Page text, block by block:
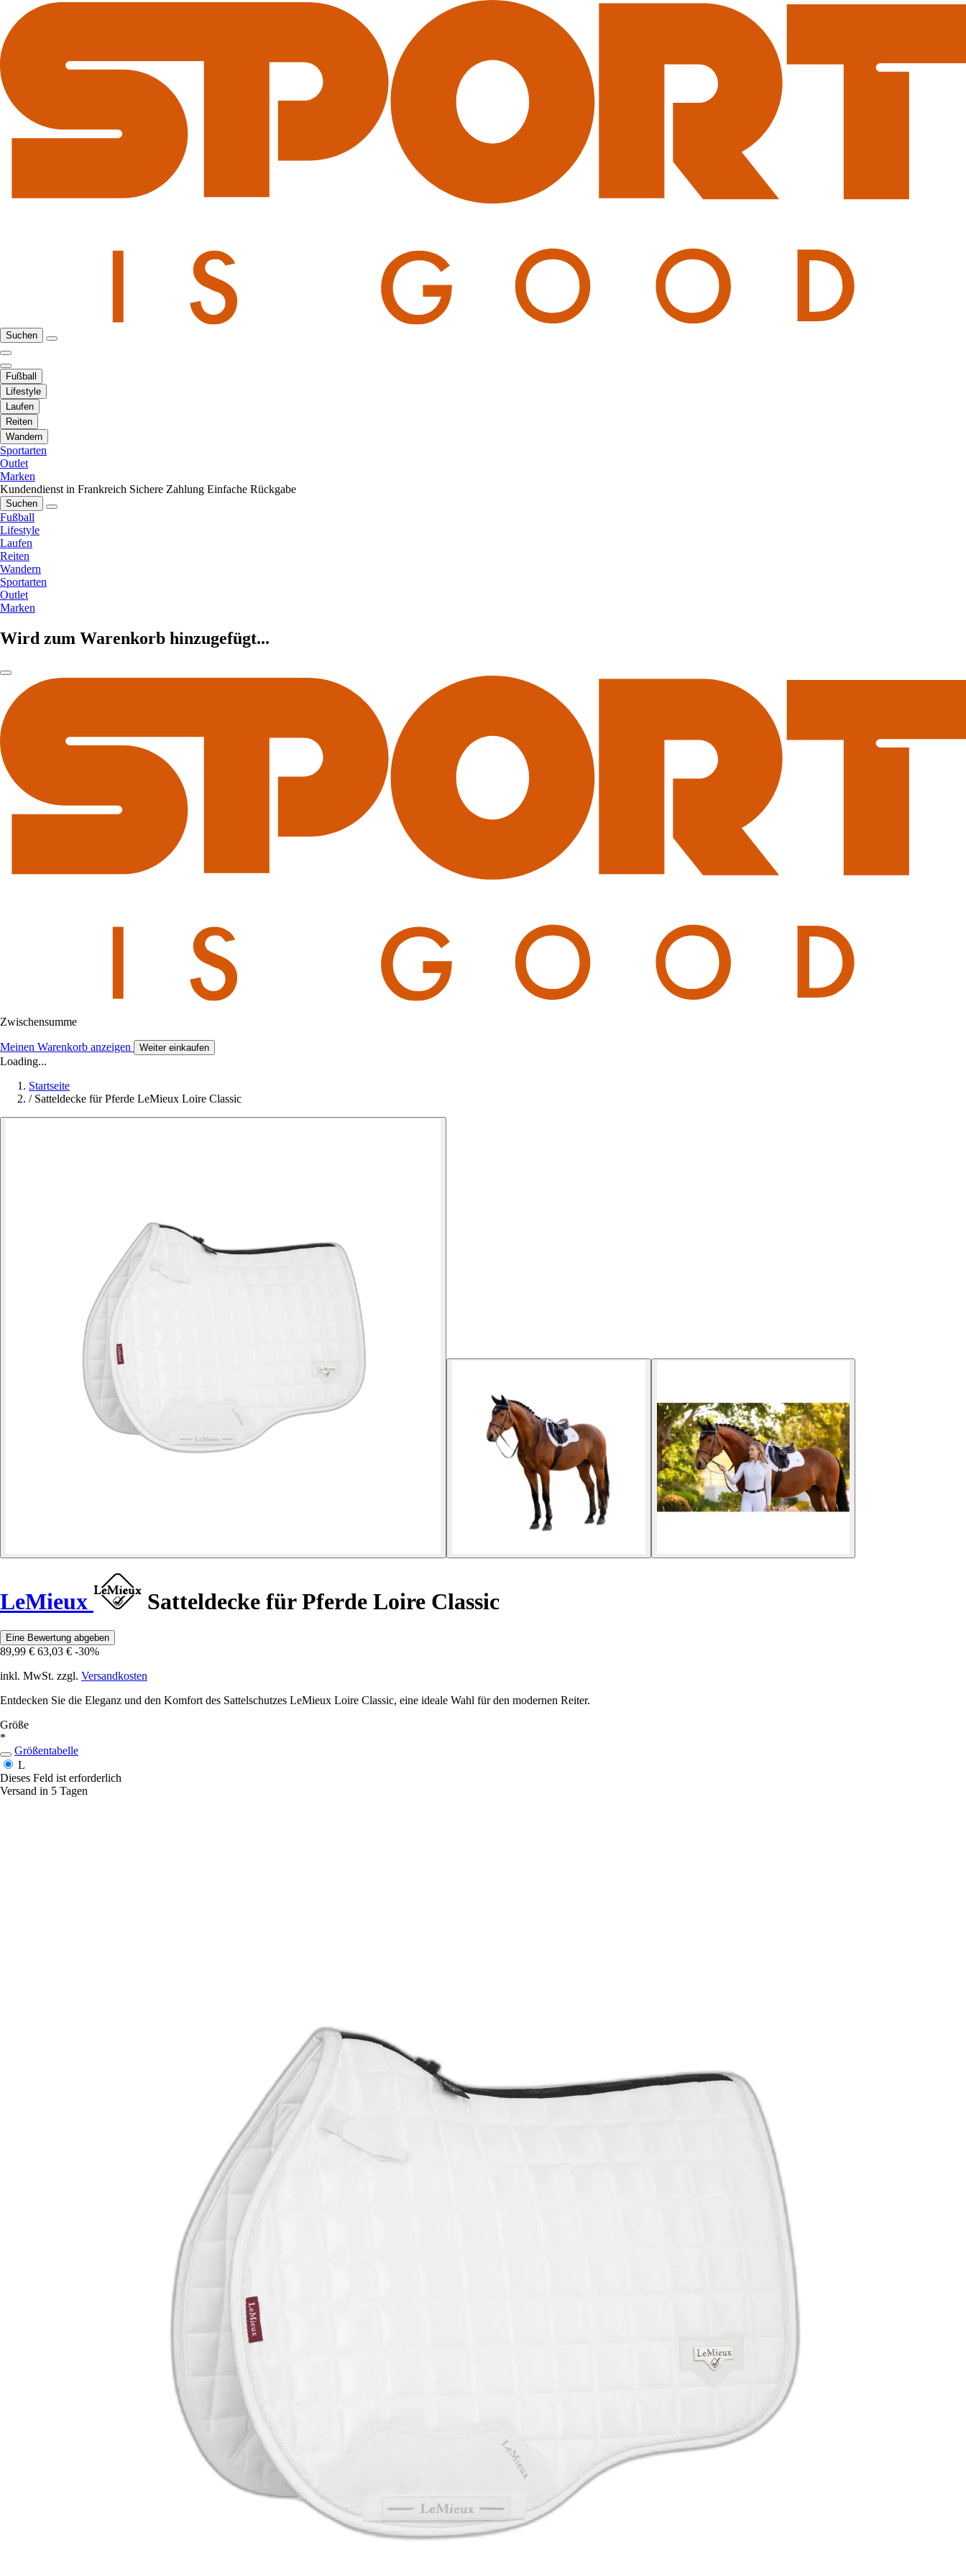
Suchen
Fußball
Lifestyle
Laufen
Reiten
Wandern
Sportarten
Outlet
Marken
Kundendienst in Frankreich Sichere Zahlung Einfache Rückgabe
Suchen
Fußball
Lifestyle
Laufen
Reiten
Wandern
Sportarten
Outlet
Marken
Wird zum Warenkorb hinzugefügt...
Zwischensumme
Meinen Warenkorb anzeigen Weiter einkaufen
Loading...
Startseite
/ Satteldecke für Pferde LeMieux Loire Classic
LeMieux Satteldecke für Pferde Loire Classic
Eine Bewertung abgeben
89,99 € 63,03 € -30%
inkl. MwSt. zzgl. Versandkosten
Entdecken Sie die Eleganz und den Komfort des Sattelschutzes LeMieux Loire Classic, eine ideale Wahl für den modernen Reiter.
Größe
*
Größentabelle
L
Dieses Feld ist erforderlich
Versand in 5 Tagen